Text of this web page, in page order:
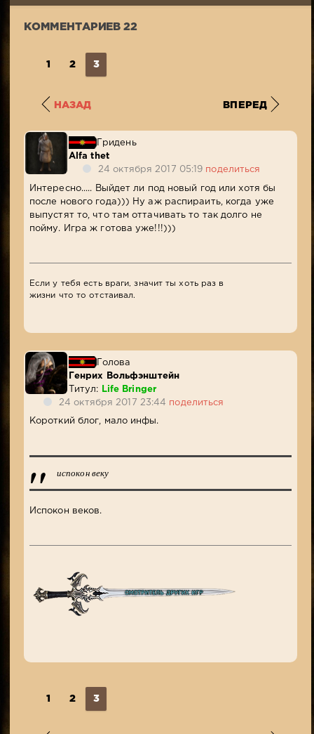
КОММЕНТАРИЕВ 22
1 2 3
НАЗАД ВПЕРЕД
Гридень
Alfa thet
24 октября 2017 05:19 поделиться
Интересно..... Выйдет ли под новый год или хотя бы
после нового года))) Ну аж распираить, когда уже
выпустят то, что там оттачивать то так долго не
пойму. Игра ж готова уже!!!)))
Если у тебя есть враги, значит ты хоть раз в
жизни что то отстаивал.
Голова
Генрих Вольфэнштейн
Титул:
Life Bringer
24 октября 2017 23:44 поделиться
Короткий блог, мало инфы.
испокон веку
Испокон веков.
1 2 3